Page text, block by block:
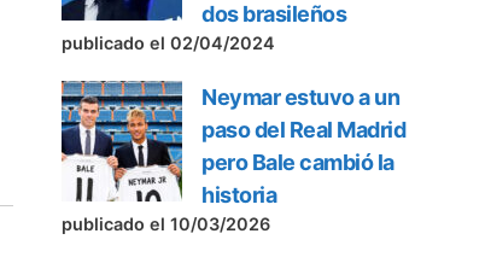
dos brasileños
publicado el 02/04/2024
Neymar estuvo a un
paso del Real Madrid
pero Bale cambió la
historia
publicado el 10/03/2026